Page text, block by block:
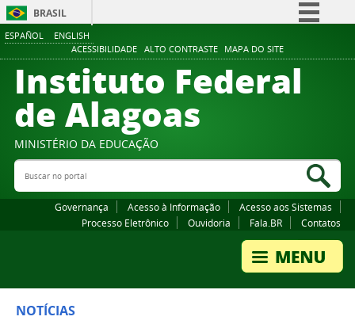
ESPAÑOL ENGLISH
ACESSIBILIDADE ALTO CONTRASTE MAPA DO SITE
BRASIL
Comunica BR
Participe
Canais
Instituto Federal
de Alagoas
MINISTÉRIO DA EDUCAÇÃO
Buscar no portal
Governança Acesso à Informação
Acesso aos Sistemas
Processo Eletrônico
Ouvidoria Fala.BR Contatos
NOTÍCIAS